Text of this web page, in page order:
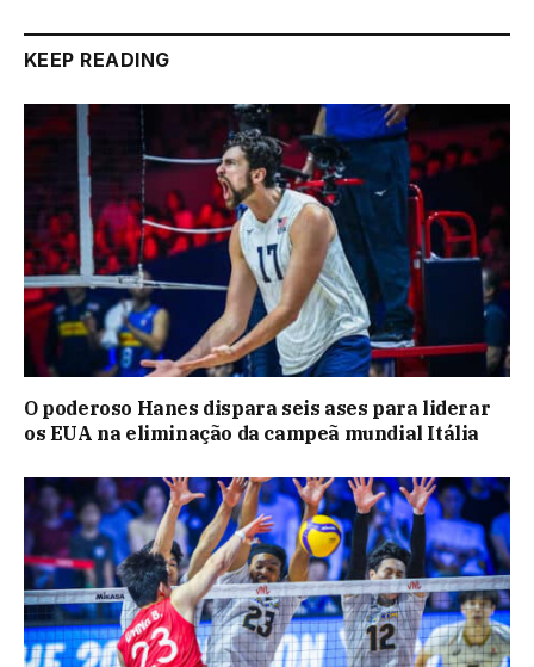
KEEP READING
O poderoso Hanes dispara seis ases para liderar
os EUA na eliminação da campeã mundial Itália